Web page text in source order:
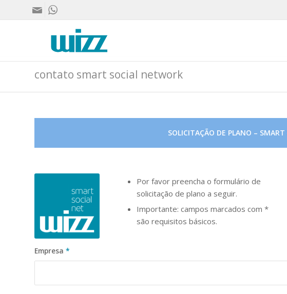
contato smart social network
SOLICITAÇÃO DE PLANO –
Por favor preencha o formulário de
solicitação de plano a seguir.
Importante: campos marcados com *
são requisitos básicos.
Empresa *